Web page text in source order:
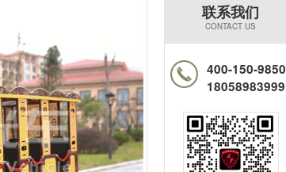
联系我们
CONTACT US
400-150-9850
18058983999